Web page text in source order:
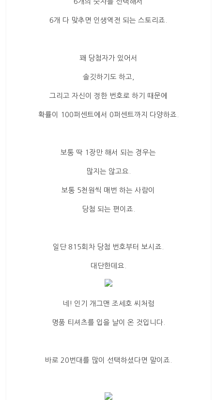
6개 다 맞추면 인생역전 되는 스토리죠.
꽤 당첨자가 있어서
솔깃하기도 하고,
그리고 자신이 정한 번호로 하기 때문에
확률이 100퍼센트에서 0퍼센트까지 다양하죠.
보통 딱 1장만 해서 되는 경우는
많지는 않고요.
보통 5천원씩 매번 하는 사람이
당첨 되는 편이죠.
일단 815회차 당첨 번호부터 보시죠.
대단한데요.
네! 인기 개그맨 조세호 씨처럼
명품 티셔츠를 입을 날이 온 것입니다.
바로 20번대를 많이 선택하셨다면 말이죠.